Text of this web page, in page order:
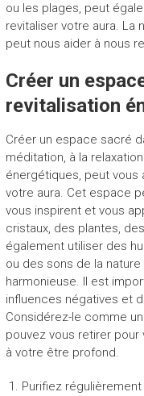
ou les plages, peut
revitaliser votre aura. La
peut nous aider à nous
Créer un
revitalisation
Créer un espace sacré
méditation, à la
énergétiques, peut
votre aura. Cet espace
vous inspirent et vous
cristaux, des plantes,
également utiliser des
ou des sons de la
harmonieuse. Il est
influences négatives et
Considérez-le comme
pouvez vous retirer
à votre être profond.
Purifiez